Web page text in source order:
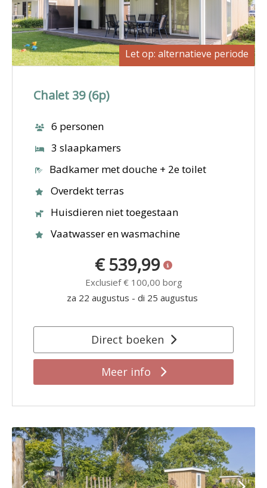
Let op: alternatieve periode
Chalet 39 (6p)
6 personen
3 slaapkamers
Badkamer met douche + 2e toilet
Overdekt terras
Huisdieren niet toegestaan
Vaatwasser en wasmachine
€ 539,99
Exclusief € 100,00 borg
za 22 augustus - di 25 augustus
Direct boeken
Meer info